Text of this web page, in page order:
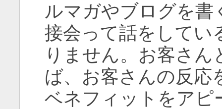
ルマガやブログを書
接会って話をしてい
りません。お客さ
ば、お客さんの反応
ベネフィットをアピ